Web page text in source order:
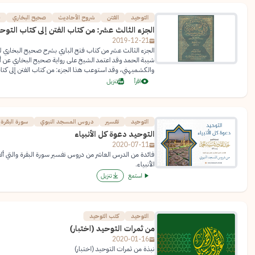
التوحيد الفتن شروح الأحاديث صحيح البخاري
الجزء الثالث عشر: من كتاب الفتن إلى كتاب التوحيد
2019-12-21
الجزء الثالث عشر من كتاب فتح الباري بشرح صحيح
شيبة الحمد وقد اعتمد الشيخ على رواية صحيح البخاري عن
والكشميهني، وقد استوعب هذا الجزء: من كتاب الفتن إلى كتاب
اقرأ تنزيل
التوحيد تفسير دروس المسجد النبوي سورة البقرة
التوحيد دعوة كل الأنبياء
2020-07-11
فائدة من الدرس العاشر من دروس تفسير سورة البقرة
الأنبياء.
استمع تنزيل
التوحيد كتب التوحيد
من ثمرات التوحيد (اختبار)
2020-01-16
نبذة من ثمرات التوحيد (اختبار)